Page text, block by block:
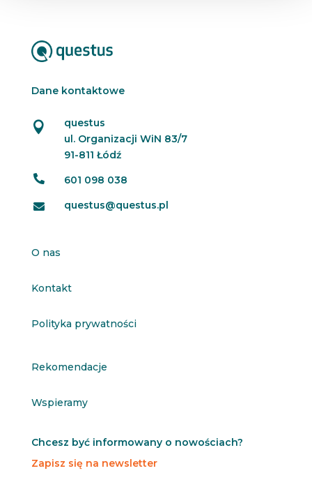
Dane kontaktowe

questus
ul. Organizacji WiN 83/7
91-811 Łódź
 601 098 038
 questus@questus.pl
O nas
Kontakt
Polityka prywatności
Rekomendacje
Wspieramy
Chcesz być informowany o nowościach?
Zapisz się na newsletter